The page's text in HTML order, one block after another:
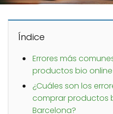
Índice
Errores más
productos bio online
¿Cuáles son los
comprar productos
Barcelona?